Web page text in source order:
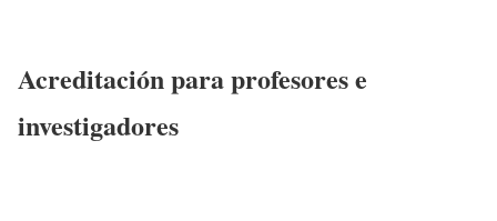
Acreditación para profesores e
investigadores